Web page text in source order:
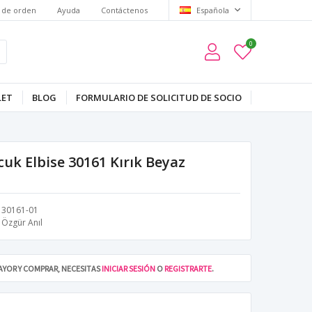
de orden Ayuda Contáctenos Española
0
BLOG FORMULARIO DE SOLICITUD DE SOCIO
Elbise 30161 Kırık Beyaz
30161-01
Özgür Anıl
Y COMPRAR, NECESITASINICIAR SESIÓN O REGISTRARTE.